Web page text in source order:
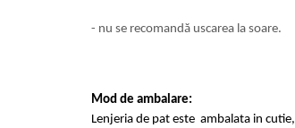
- nu se recomandă uscarea la soare.
Mod de ambalare:
Lenjeria de pat este ambalata in